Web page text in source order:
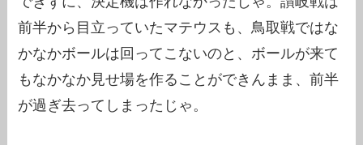
前半から目立っていたマテウスも、鳥取戦ではな
かなかボールは回ってこないのと、ボールが来て
もなかなか見せ場を作ることができんまま、前半
が過ぎ去ってしまったじゃ。